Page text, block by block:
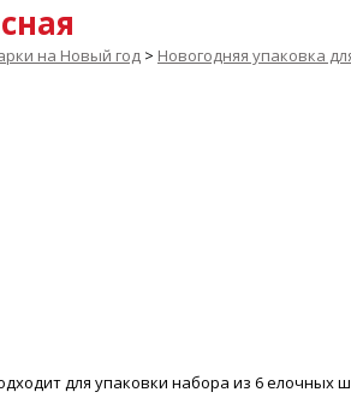
на Новый год > Новогодняя упаковка
для упаковки набора из 6